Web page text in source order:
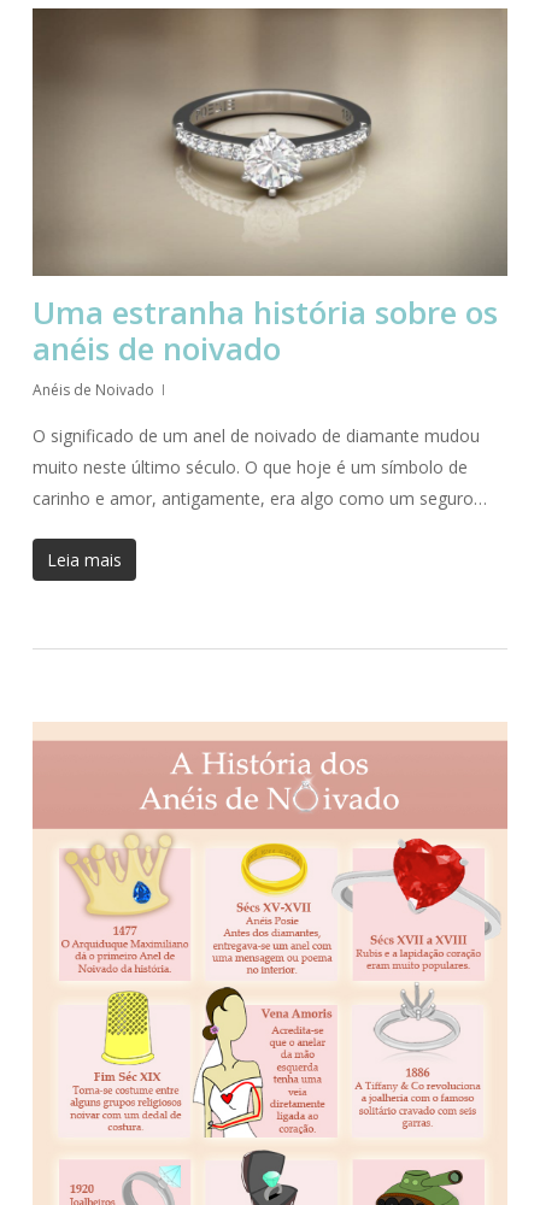
Uma estranha história sobre os
anéis de noivado
Anéis de Noivado
O significado de um anel de noivado de diamante mudou
muito neste último século. O que hoje é um símbolo de
carinho e amor, antigamente, era algo como um seguro…
Leia mais